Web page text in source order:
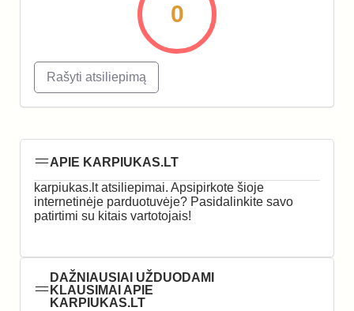
0
Rašyti atsiliepimą
APIE KARPIUKAS.LT
karpiukas.lt atsiliepimai. Apsipirkote šioje
internetinėje parduotuvėje? Pasidalinkite savo
patirtimi su kitais vartotojais!
DAŽNIAUSIAI UŽDUODAMI
KLAUSIMAI APIE
KARPIUKAS.LT